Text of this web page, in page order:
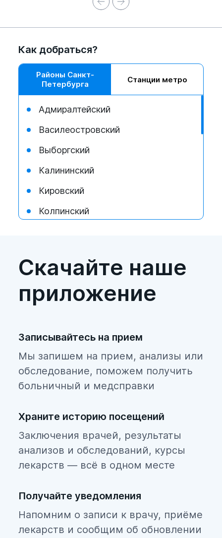
Как добраться?
Районы Санкт-
Петербурга
Станции метро
Адмиралтейский
Василеостровский
Выборгский
Калининский
Кировский
Колпинский
Кронштадтский
Курортный
Московский
Невский
Петроградский
Петродворцовый
Приморский
Пушкинский
Фрунзенский
Скачайте наше
приложение
Записывайтесь на прием
Мы запишем на прием, анализы или
обследование, поможем получить
больничный и медсправки
Храните историю посещений
Заключения врачей, результаты
анализов и обследований, курсы
лекарств — всё в одном месте
Получайте уведомления
Напомним о записи к врачу, приёме
лекарств и сообщим об обновлении